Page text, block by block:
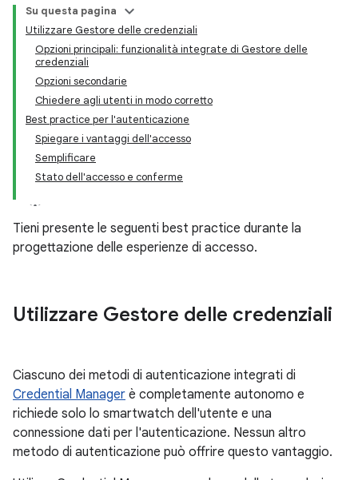
Su questa pagina
Utilizzare Gestore delle credenziali
Opzioni principali: funzionalità integrate di Gestore delle
credenziali
Opzioni secondarie
Chiedere agli utenti in modo corretto
Best practice per l'autenticazione
Spiegare i vantaggi dell'accesso
Semplificare
Stato dell'accesso e conferme
Tieni presente le seguenti best practice durante la
progettazione delle esperienze di accesso.
Utilizzare Gestore delle credenziali
Ciascuno dei metodi di autenticazione integrati di
Credential Manager è completamente autonomo e
richiede solo lo smartwatch dell'utente e una
connessione dati per l'autenticazione. Nessun altro
metodo di autenticazione può offrire questo vantaggio.